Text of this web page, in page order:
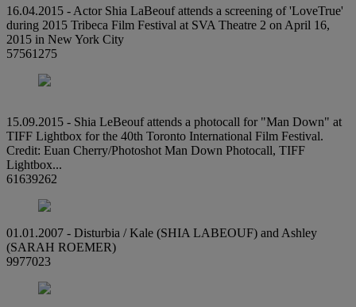
16.04.2015 - Actor Shia LaBeouf attends a screening of 'LoveTrue'
during 2015 Tribeca Film Festival at SVA Theatre 2 on April 16,
2015 in New York City
57561275
15.09.2015 - Shia LeBeouf attends a photocall for "Man Down" at
TIFF Lightbox for the 40th Toronto International Film Festival.
Credit: Euan Cherry/Photoshot Man Down Photocall, TIFF
Lightbox...
61639262
01.01.2007 - Disturbia / Kale (SHIA LABEOUF) and Ashley
(SARAH ROEMER)
9977023